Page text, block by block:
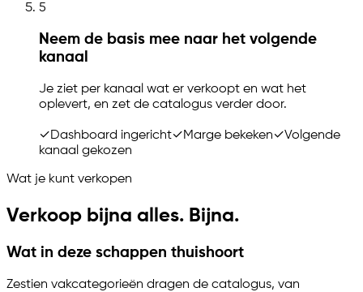
5
Neem de basis mee naar het volgende
kanaal
Je ziet per kanaal wat er verkoopt en wat het
oplevert, en zet de catalogus verder door.
✓Dashboard ingericht✓Marge bekeken✓Volgende
kanaal gekozen
Wat je kunt verkopen
Verkoop bijna alles. Bijna.
Wat in deze schappen thuishoort
Zestien vakcategorieën dragen de catalogus, van